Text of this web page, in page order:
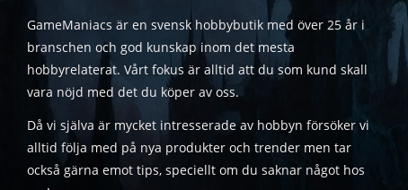
GameManiacs är en svensk hobbybutik med över 25 år i
branschen och god kunskap inom det mesta
hobbyrelaterat. Vårt fokus är alltid att du som kund skall
vara nöjd med det du köper av oss.
Då vi själva är mycket intresserade av hobbyn försöker vi
alltid följa med på nya produkter och trender men tar
också gärna emot tips, speciellt om du saknar något hos